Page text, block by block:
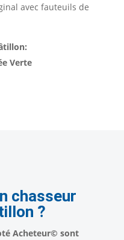
avec fauteuils de
Verte
chasseur
?
Acheteur© sont